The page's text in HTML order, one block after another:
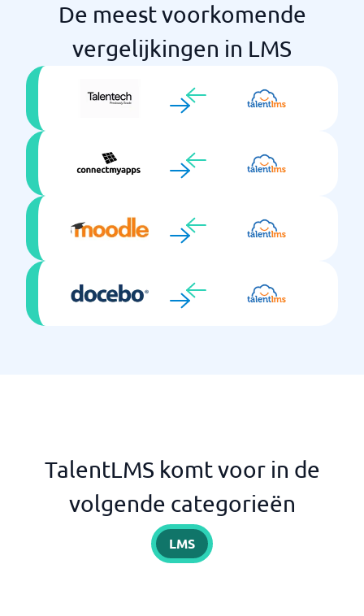
De meest voorkomende
vergelijkingen in LMS
TalentLMS komt voor in de
volgende categorieën
LMS